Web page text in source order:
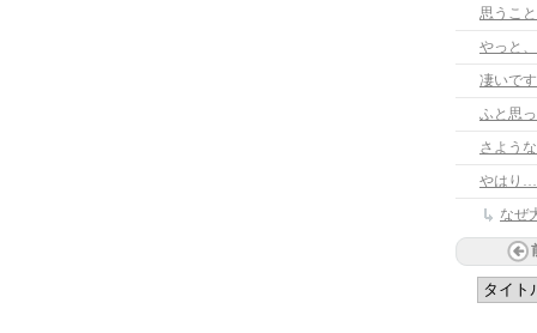
思うこと
やっと
凄いで
ふと思
さよう
やはり…
なぜ